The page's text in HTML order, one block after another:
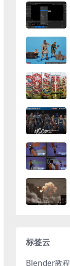
标签云
Blender教程